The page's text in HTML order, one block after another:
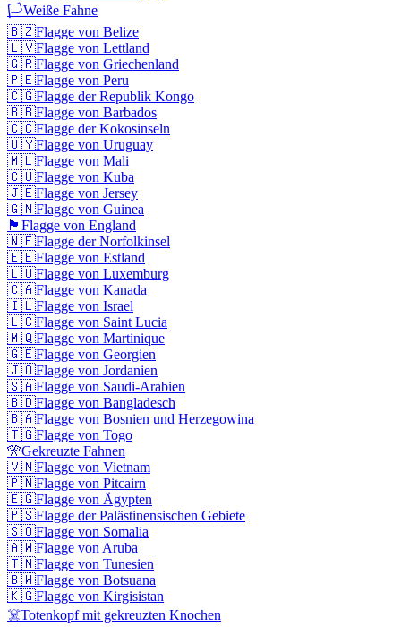
🏳️Weiße Fahne
🇧🇿Flagge von Belize
🇱🇻Flagge von Lettland
🇬🇷Flagge von Griechenland
🇵🇪Flagge von Peru
🇨🇬Flagge der Republik Kongo
🇧🇧Flagge von Barbados
🇨🇨Flagge der Kokosinseln
🇺🇾Flagge von Uruguay
🇲🇱Flagge von Mali
🇨🇺Flagge von Kuba
🇯🇪Flagge von Jersey
🇬🇳Flagge von Guinea
🏴󠁧󠁢󠁥󠁮󠁧󠁿 Flagge von England
🇳🇫Flagge der Norfolkinsel
🇪🇪Flagge von Estland
🇱🇺Flagge von Luxemburg
🇨🇦Flagge von Kanada
🇮🇱Flagge von Israel
🇱🇨Flagge von Saint Lucia
🇲🇶Flagge von Martinique
🇬🇪Flagge von Georgien
🇯🇴Flagge von Jordanien
🇸🇦Flagge von Saudi-Arabien
🇧🇩Flagge von Bangladesch
🇧🇦Flagge von Bosnien und Herzegowina
🇹🇬Flagge von Togo
🎌Gekreuzte Fahnen
🇻🇳Flagge von Vietnam
🇵🇳Flagge von Pitcairn
🇪🇬Flagge von Ägypten
🇵🇸Flagge der Palästinensischen Gebiete
🇸🇴Flagge von Somalia
🇦🇼Flagge von Aruba
🇹🇳Flagge von Tunesien
🇧🇼Flagge von Botsuana
🇰🇬Flagge von Kirgisistan
☠️Totenkopf mit gekreuzten Knochen